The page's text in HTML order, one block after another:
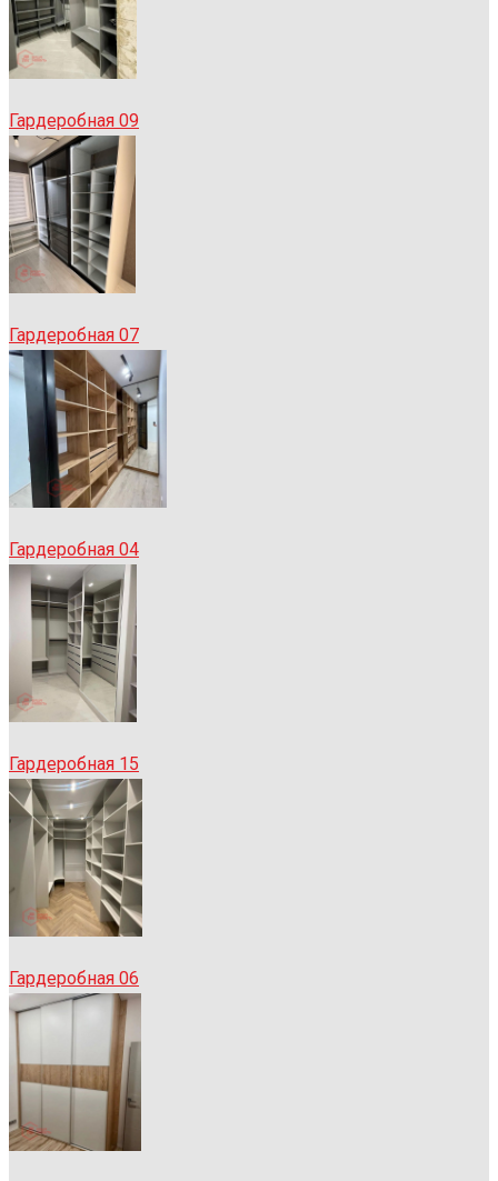
Гардеробная 09
Гардеробная 07
Гардеробная 04
Гардеробная 15
Гардеробная 06